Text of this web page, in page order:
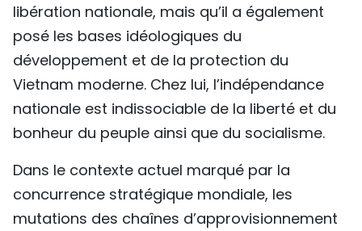
libération nationale, mais qu’il a également
posé les bases idéologiques du
développement et de la protection du
Vietnam moderne. Chez lui, l’indépendance
nationale est indissociable de la liberté et du
bonheur du peuple ainsi que du socialisme.
Dans le contexte actuel marqué par la
concurrence stratégique mondiale, les
mutations des chaînes d’approvisionnement